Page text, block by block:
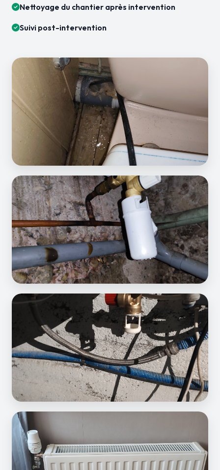
Nettoyage du chantier après intervention
Suivi post-intervention